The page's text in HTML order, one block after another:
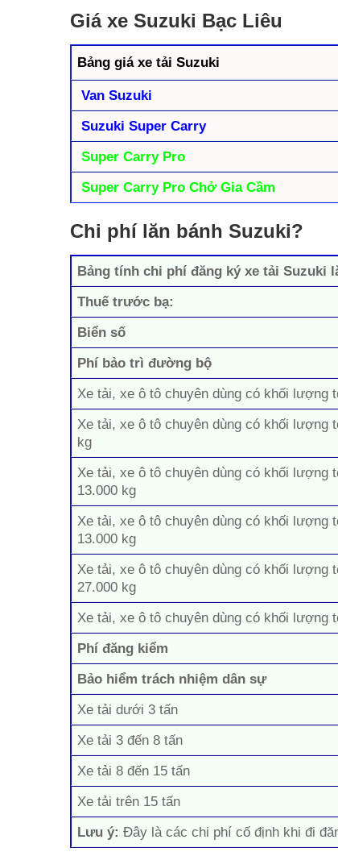
Giá xe Suzuki Bạc Liêu
Bảng giá xe tải Suzuki
Van Suzuki
Suzuki Super Carry
Super Carry Pro
Super Carry Pro Chở Gia Cầm
Chi phí lăn bánh Suzuki?
Bảng tính chi phí đăng ký xe tải Suzuki
Thuế trước bạ:
Biển số
Phí bảo trì đường bộ
Xe tải, xe ô tô chuyên dùng có khối lượng
Xe tải, xe ô tô chuyên dùng có khối lượng
kg
Xe tải, xe ô tô chuyên dùng có khối lượng
13.000 kg
Xe tải, xe ô tô chuyên dùng có khối lượng
13.000 kg
Xe tải, xe ô tô chuyên dùng có khối lượng
27.000 kg
Xe tải, xe ô tô chuyên dùng có khối lượng
Phí đăng kiểm
Bảo hiểm trách nhiệm dân sự
Xe tải dưới 3 tấn
Xe tải 3 đến 8 tấn
Xe tải 8 đến 15 tấn
Xe tải trên 15 tấn
Lưu ý:Đây là các chi phí cố định khi đi